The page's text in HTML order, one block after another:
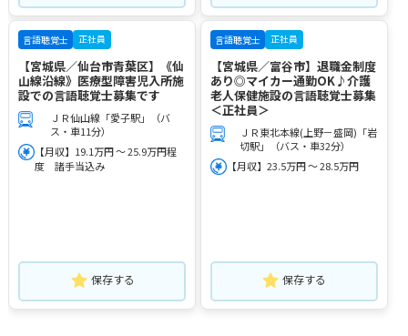
言語聴覚士 正社員
【宮城県／仙台市青葉区】《仙
山線沿線》医療型障害児入所施
設での言語聴覚士募集です
ＪＲ仙山線「愛子駅」（バ
ス・車11分）
【月収】19.1万円 ～ 25.9万円程
度 諸手当込み
保存する
言語聴覚士 正社員
【宮城県／富谷市】退職金制度
あり◎マイカー通勤OK♪介護
老人保健施設の言語聴覚士募集
＜正社員＞
ＪＲ東北本線(上野－盛岡)「岩
切駅」（バス・車32分）
【月収】23.5万円 ～ 28.5万円
保存する